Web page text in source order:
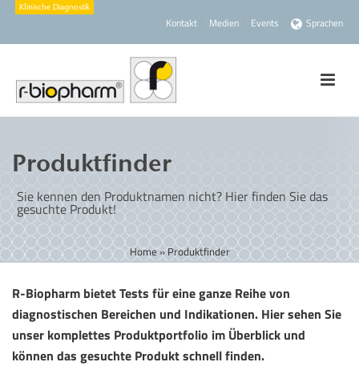
Kontakt Medien Events Sprachen
Produktfinder
Sie kennen den Produktnamen nicht? Hier finden Sie das
gesuchte Produkt!
Home»Produktfinder
R-Biopharm bietet Tests für eine ganze Reihe von
diagnostischen Bereichen und Indikationen. Hier sehen Sie
unser komplettes Produktportfolio im Überblick und
können das gesuchte Produkt schnell finden.